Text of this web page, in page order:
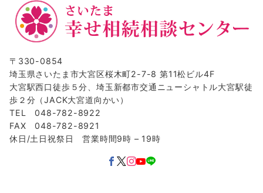
〒330-0854
埼玉県さいたま市大宮区桜木町2-7-8 第11松ビル4F
大宮駅西口徒歩５分、埼玉新都市交通ニューシャトル大宮駅徒
歩２分（JACK大宮道向かい）
TEL 048-782-8922
FAX 048-782-8921
休日/土日祝祭日 営業時間9時 – 19時